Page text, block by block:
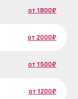
от 1800₽
от 2000₽
от 1500₽
от 1200₽